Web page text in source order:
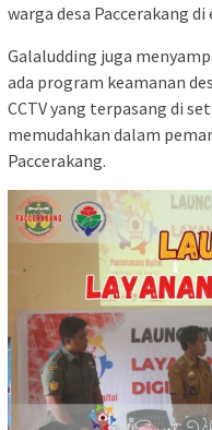
warga desa Paccerakang
Galaludding juga
ada program keamanan
CCTV yang terpasang di
memudahkan dalam
Paccerakang.